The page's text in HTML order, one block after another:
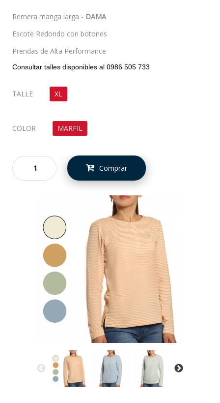
Remera manga larga - DAMA
Escote Redondo con botones
Prendas de Alta Performance
Consultar talles disponibles al 0986 505 733
TALLE XL
COLOR MARFIL
Comprar